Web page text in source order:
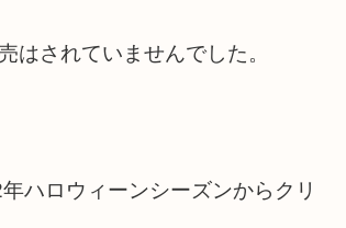
はされていませんでした。
ハロウィーンシーズンからクリ